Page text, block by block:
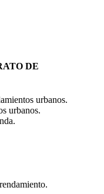
DE
urbanos.
urbanos.